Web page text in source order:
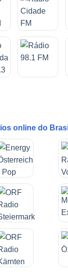
online do